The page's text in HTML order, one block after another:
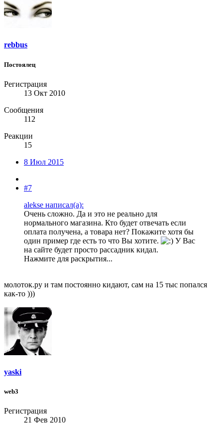
rebbus
Постоялец
Регистрация
13 Окт 2010
Сообщения
112
Реакции
15
8 Июл 2015
#7
alekse написал(а):
Очень сложно. Да и это не реально для
нормального магазина. Кто будет отвечать если
оплата получена, а товара нет? Покажите хотя бы
один пример где есть то что Вы хотите.
У Вас
на сайте будет просто рассадник кидал.
Нажмите для раскрытия...
молоток.ру и там постоянно кидают, сам на 15 тыс попался
как-то )))
yaski
web3
Регистрация
21 Фев 2010